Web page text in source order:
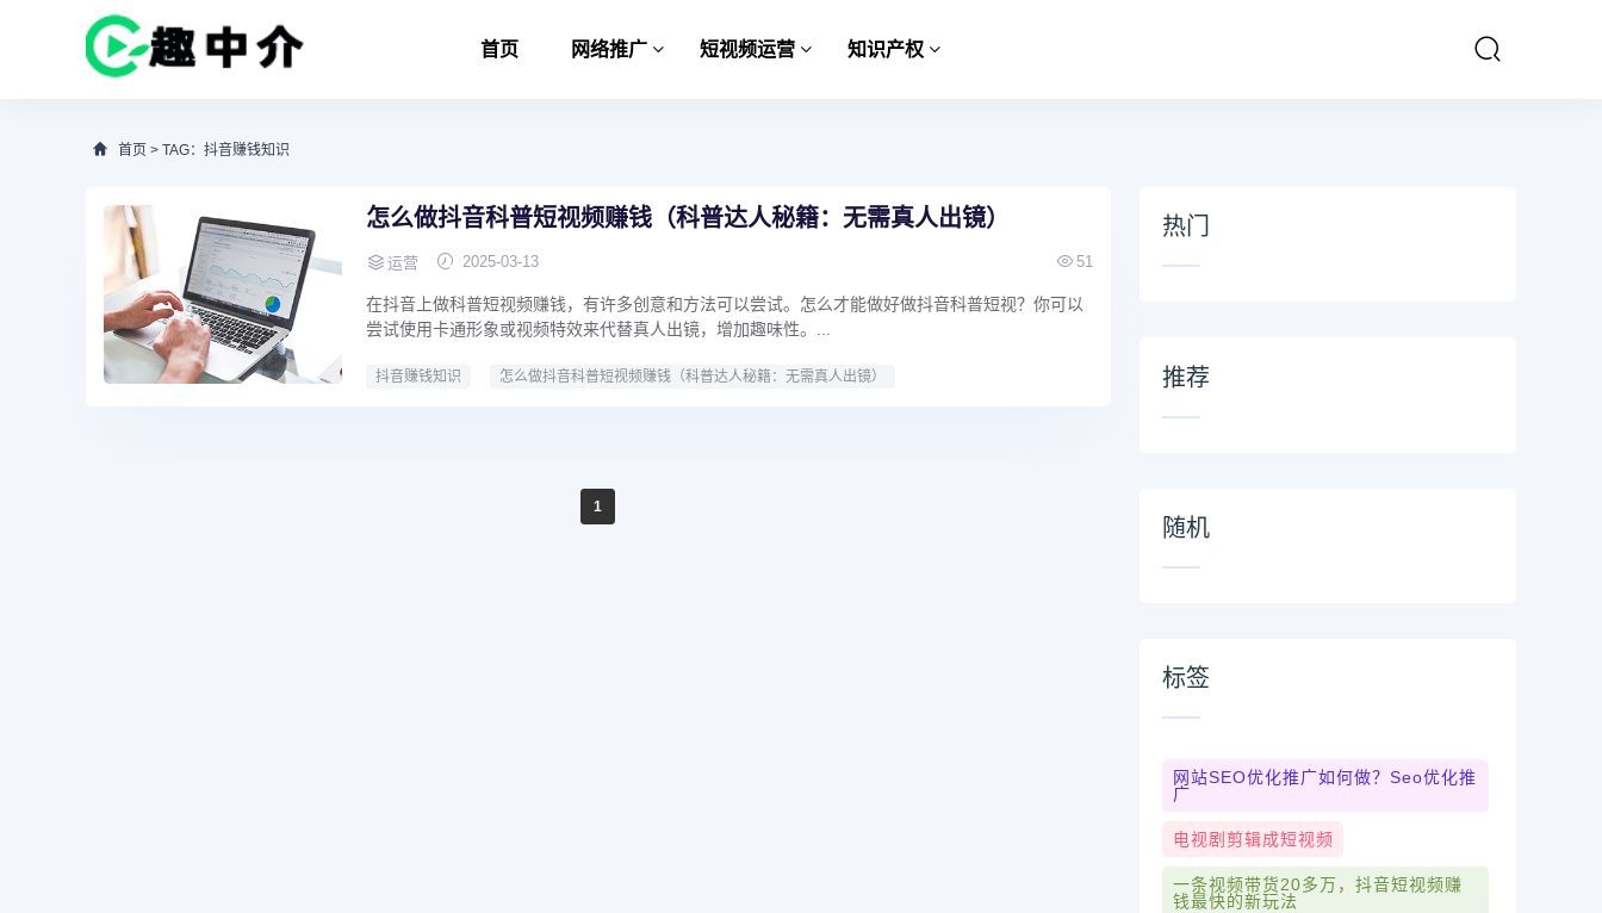
首页 网络推广 短视频运营 知识产权
首页 > TAG：抖音赚钱知识
怎么做抖音科普短视频赚钱（科普达人秘籍：无需真人出镜）
运营 2025-03-13 51
在抖音上做科普短视频赚钱，有许多创意和方法可以尝试。怎么才能做好做抖音科普短视？你可以
尝试使用卡通形象或视频特效来代替真人出镜，增加趣味性。...
抖音赚钱知识 怎么做抖音科普短视频赚钱（科普达人秘籍：无需真人出镜）
1
热门
推荐
随机
标签
网站SEO优化推广如何做？seo优化推
广
电视剧剪辑成短视频
一条视频带货20多万，抖音短视频赚
钱最快的新玩法